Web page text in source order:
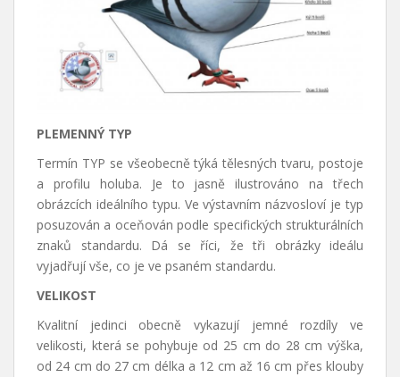
PLEMENNÝ TYP
Termín TYP se všeobecně týká tělesných tvaru, postoje
a profilu holuba. Je to jasně ilustrováno na třech
obrázcích ideálního typu. Ve výstavním názvosloví je typ
posuzován a oceňován podle specifických strukturálních
znaků standardu. Dá se říci, že tři obrázky ideálu
vyjadřují vše, co je ve psaném standardu.
VELIKOST
Kvalitní jedinci obecně vykazují jemné rozdíly ve
velikosti, která se pohybuje od 25 cm do 28 cm výška,
od 24 cm do 27 cm délka a 12 cm až 16 cm přes klouby